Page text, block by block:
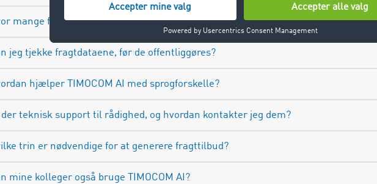
mange fragttilbud kan jeg oprette på samme tid?
jeg tjekke fragtdataene, før de offentliggøres?
hjælper TIMOCOM AI med sprogforskelle?
der teknisk support til rådighed, og hvordan kontakter jeg dem?
trin er nødvendige for at generere fragttilbud?
mine kolleger også bruge TIMOCOM AI?